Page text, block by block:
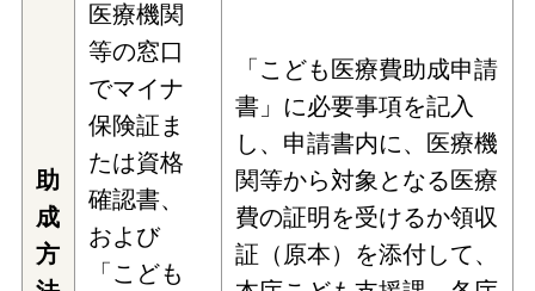
助
成
方
医療機関
等の窓口
でマイナ
保険証ま
たは資格
確認書、
および
「こども
「こども医療費助成申請
書」に必要事項を記入
し、申請書内に、医療機
関等から対象となる医療
費の証明を受けるか領収
証（原本）を添付して、